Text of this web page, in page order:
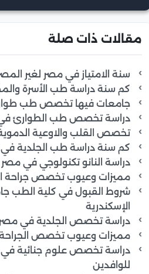
مقالات ذات صلة
سنة الامتياز في مصر لغير
كم سنة دراسة طب الأسرة
جامعات فيها تخصص طب
دراسة تخصص طب الطوارئ
تخصص القلب والاوعية
كم سنة دراسة طب الجلدية
دراسة النانو تكنولوجي في مصر
مميزات وعيوب تخصص جراحة
شروط القبول في كلية الطب
الإسكندرية
دراسة تخصص الجلدية في مصر
مميزات وعيوب تخصص الجراحة
دراسة تخصص علوم جنائية
للوافدين